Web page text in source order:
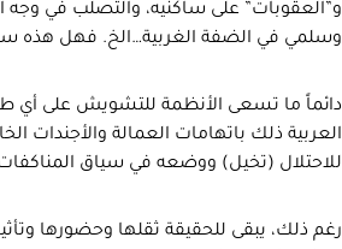
و”العقوبات” على ساكنيه، والتصلب في وجه
وسلمي في الضفة الغربية…الخ. فهل هذه
دائماً ما تسعى الأنظمة للتشويش على أي
العربية ذلك باتهامات العمالة والأجندات
للاحتلال (تخيل) ووضعه في سياق المناكفات
رغم ذلك، يبقى للحقيقة ثقلها وحضورها